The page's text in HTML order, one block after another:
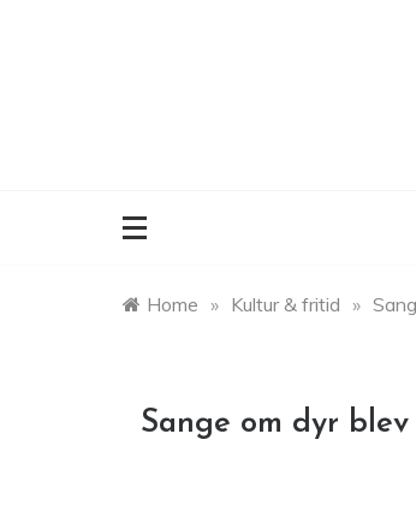
Home » Kultur & fritid »
Sange om dyr